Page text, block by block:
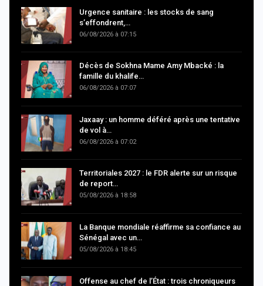
Urgence sanitaire : les stocks de sang
s’effondrent,…
06/08/2026 à 07:15
Décès de Sokhna Mame Amy Mbacké : la
famille du khalife…
06/08/2026 à 07:07
Jaxaay : un homme déféré après une tentative
de vol à…
06/08/2026 à 07:02
Territoriales 2027 : le FDR alerte sur un risque
de report…
05/08/2026 à 18:58
La Banque mondiale réaffirme sa confiance au
Sénégal avec un…
05/08/2026 à 18:45
Offense au chef de l’État : trois chroniqueurs